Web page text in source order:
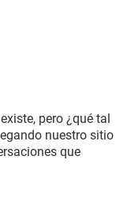
pero ¿qué tal
nuestro sitio
que